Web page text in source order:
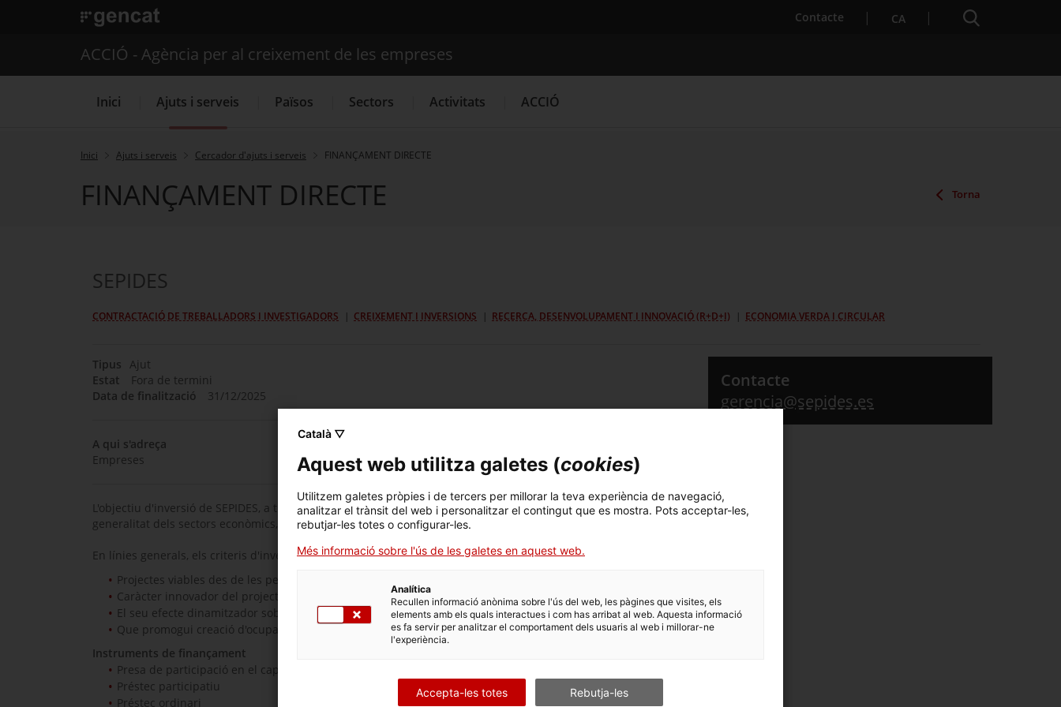
. Obre en una nova finestra. Contacte . Obre en una nova finestra.
CA Cercador
Cercador
Serveis d'internacionalització Serveis d'innovació
ACCIÓ - Agència per al creixement de les empreses
Inici Ajuts i serveis Països Sectors Activitats ACCIÓ
Inici Ajuts i serveis Cercador d'ajuts i serveis FINANÇAMENT DIRECTE
FINANÇAMENT DIRECTE Torna
SEPIDES
CONTRACTACIÓ DE TREBALLADORS I INVESTIGADORS CREIXEMENT I INVERSIONS RECERCA, DESENVOLUPAMENT I INNOVACIÓ (R+D+I) ECONOMIA VERDA I CIRCULAR
Tipus Ajut
Estat
Fora de termini
Data de finalització
31/12/2025
A qui s'adreça
Empreses
L'objectiu d'inversió de SEPIDES, a través dels nostres instruments de finançament directe, està dirigit a la
generalitat dels sectors econòmics, excepte financer i immobiliari.
En línies generals, els criteris d'inversió són:
Projectes viables des de les perspectives tècnica, econòmica, financera i de gestió empresarial.
Caràcter innovador del projecte.
El seu efecte dinamitzador sobre l'economia i el compromís mediambiental.
Que promogui creació d'ocupació de qualitat.
Instruments de finançament
Presa de participació en el capital
Préstec participatiu
Préstec ordinari
Contacte
gerencia@sepides.es
Català ▽
Aquest web utilitza galetes (cookies)
Utilitzem galetes pròpies i de tercers per millorar la teva experiència de navegació,
analitzar el trànsit del web i personalitzar el contingut que es mostra. Pots acceptar-les,
rebutjar-les totes o configurar-les.
Més informació sobre l'ús de les galetes en aquest web.
Analítica
Recullen informació anònima sobre l'ús del web, les pàgines que visites, els
elements amb els quals interactues i com has arribat al web. Aquesta informació
es fa servir per analitzar el comportament dels usuaris al web i millorar-ne
l'experiència.
Accepta-les totes Rebutja-les